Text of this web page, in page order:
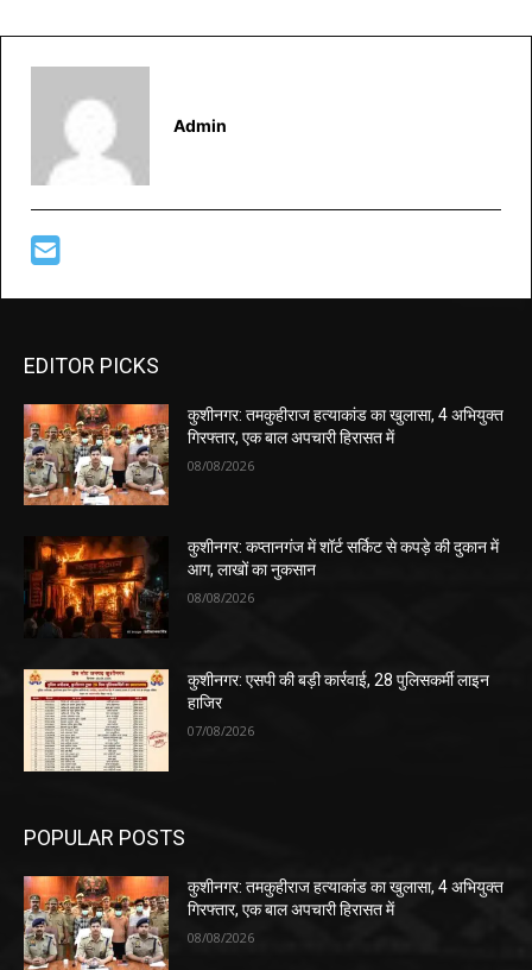
Admin
EDITOR PICKS
कुशीनगर: तमकुहीराज हत्याकांड का खुलासा, 4 अभियुक्त
गिरफ्तार, एक बाल अपचारी हिरासत में
08/08/2026
कुशीनगर: कप्तानगंज में शॉर्ट सर्किट से कपड़े की दुकान में
आग, लाखों का नुकसान
08/08/2026
कुशीनगर: एसपी की बड़ी कार्रवाई, 28 पुलिसकर्मी लाइन
हाजिर
07/08/2026
POPULAR POSTS
कुशीनगर: तमकुहीराज हत्याकांड का खुलासा, 4 अभियुक्त
गिरफ्तार, एक बाल अपचारी हिरासत में
08/08/2026